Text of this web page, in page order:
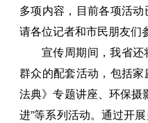
多项内容，目前各项活
请各位记者和市民朋友们
宣传周期间，我省
群众的配套活动，包括
法典》专题讲座、环保摄
进”等系列活动。通过开